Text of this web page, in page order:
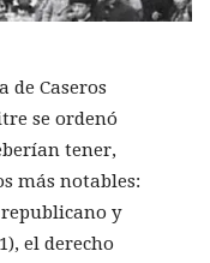
de Caseros
se ordenó
tener,
más notables:
y
el derecho